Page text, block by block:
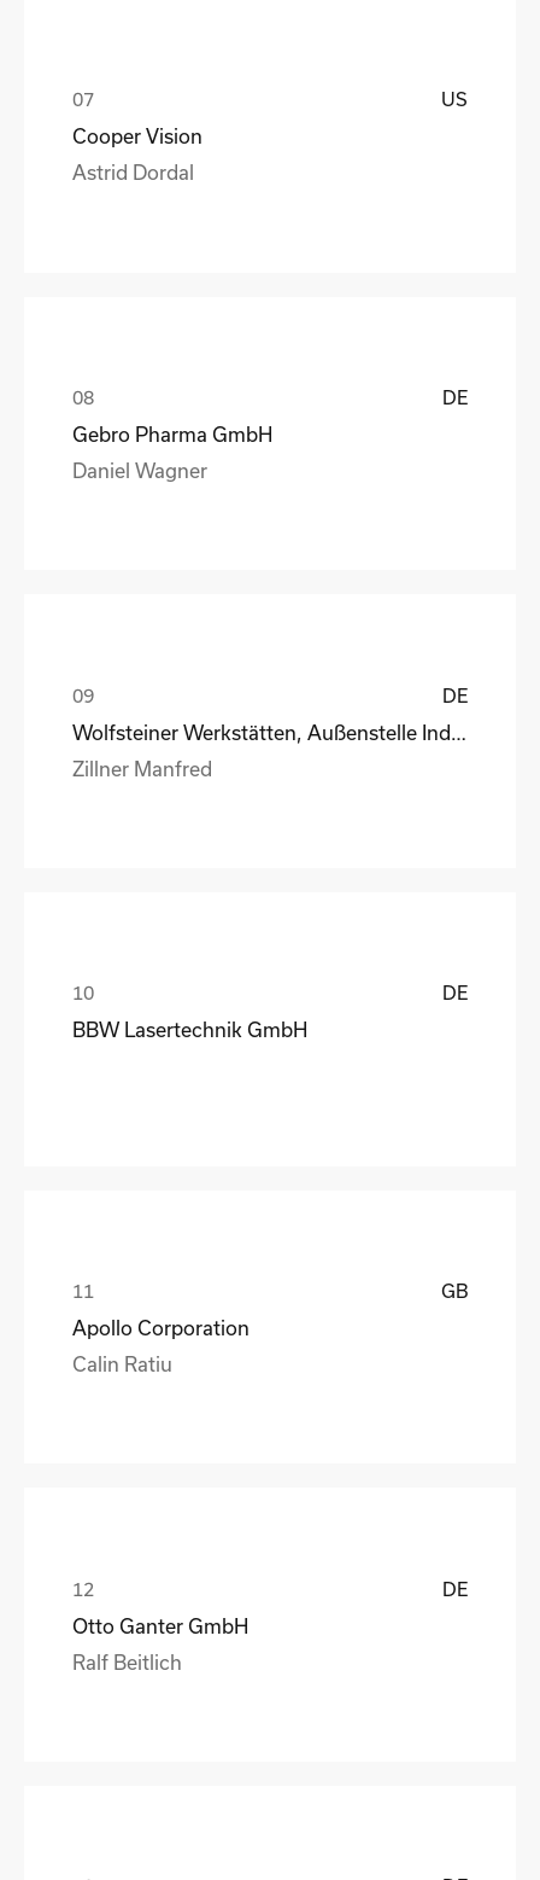
US
Cooper Vision
Astrid Dordal
DE
Gebro Pharma GmbH
Daniel Wagner
DE
Zillner Manfred
DE
BBW Lasertechnik GmbH
GB
Apollo Corporation
Calin Ratiu
DE
Otto Ganter GmbH
Ralf Beitlich